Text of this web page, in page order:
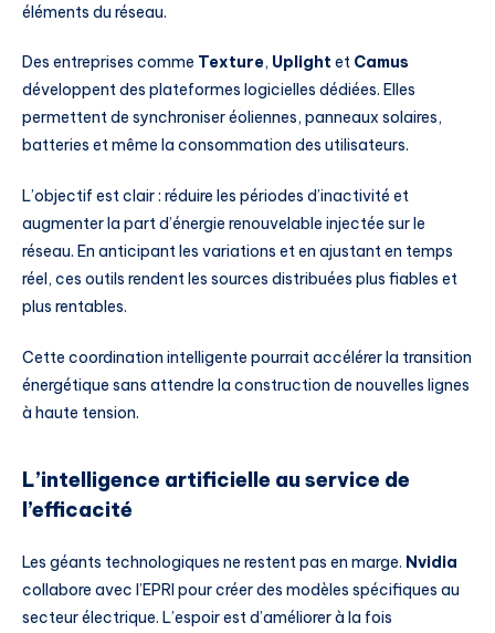
éléments du réseau.
Des entreprises comme Texture, Uplight et Camus
développent des plateformes logicielles dédiées. Elles
permettent de synchroniser éoliennes, panneaux solaires,
batteries et même la consommation des utilisateurs.
L’objectif est clair : réduire les périodes d’inactivité et
augmenter la part d’énergie renouvelable injectée sur le
réseau. En anticipant les variations et en ajustant en temps
réel, ces outils rendent les sources distribuées plus fiables et
plus rentables.
Cette coordination intelligente pourrait accélérer la transition
énergétique sans attendre la construction de nouvelles lignes
à haute tension.
L’intelligence artificielle au service de
l’efficacité
Les géants technologiques ne restent pas en marge. Nvidia
collabore avec l’EPRI pour créer des modèles spécifiques au
secteur électrique. L’espoir est d’améliorer à la fois